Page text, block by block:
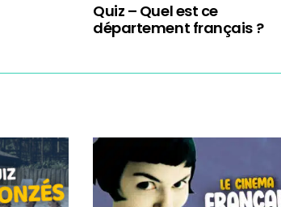
Quiz – Quel est ce
département français ?